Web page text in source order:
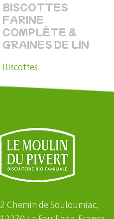
BISCOTTES
FARINE
COMPLÈTE &
GRAINES DE LIN
Biscottes
2 Chemin de Souloumiac,